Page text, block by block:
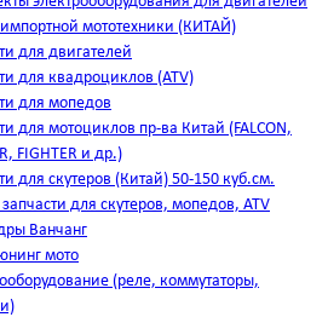
мототехники (КИТАЙ)
для двигателей
для квадроциклов (ATV)
для мопедов
для мотоциклов пр-ва Китай (FALCON,
FIGHTER и др.)
для скутеров (Китай) 50-150 куб.см.
для скутеров, мопедов, ATV
Ванчанг
мото
(реле, коммутаторы,